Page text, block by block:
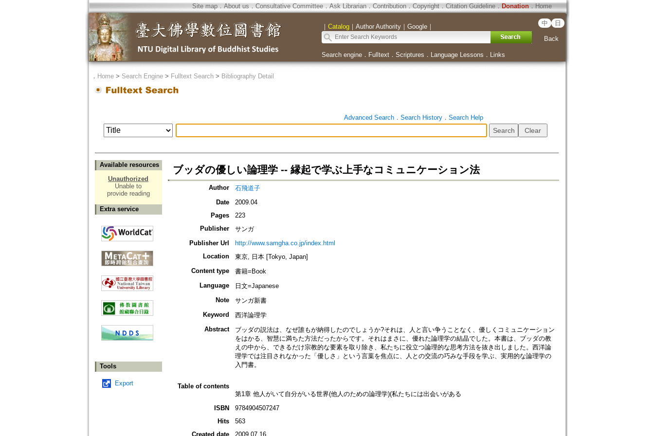
Site map．About us ． Consultative Committee． Ask Librarian． Contribution．Copyright．Citation Guideline． Donation．Home
｜ Catalog｜ Author Authority｜ Google｜ 中 日
Back
Search engine． Fulltext． Scriptures ． Language Lessons ． Links
． Home> Search Engine> Fulltext Search> Bibliography Detail
Advanced Search． Search History． Search Help
Available resources
Unauthorized
Unable to
provide reading
Extra service
Tools
Export
ブッダの優しい論理学 -- 縁起で学ぶ上手なコミュニケーション法
Author
石飛道子
Date
2009.04
Pages
223
Publisher
サンガ
Publisher Url
http://www.samgha.co.jp/index.html
Location
東京, 日本 [Tokyo, Japan]
Content type
書籍=Book
Language
日文=Japanese
Note
サンガ新書
Keyword
西洋論理学
Abstract
ブッダの説法は、なぜ誰もが納得したのでしょうか?それは、人と言い争うことなく、優しくコミュニケーション
をはかる、智慧に満ちた方法だったからです。それはまさに、優れた論理学の結晶でした。本書は、ブッダの教
えの中から、できるだけ宗教的な要素を取り除き、私たちに役立つ論理的な思考方法を抜き出しました。西洋論
理学では注目されなかった「優しさ」という言葉を焦点に、人との交流の巧みな手段を学ぶ、実用的な論理学の
入門書。
Table of contents
第1章 他人がいて自分がいる世界(他人のための論理学)(私たちには出会いがある
ISBN
9784904507247
Hits
563
Created date
2009.07.16